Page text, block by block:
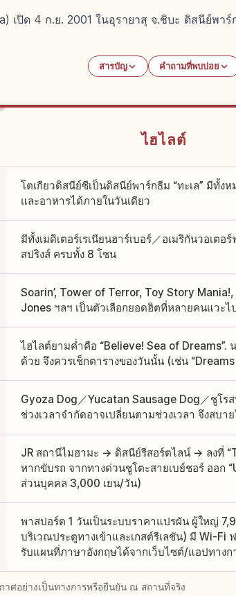
เปิด 4 ก.ย. 2001 ในอุรายาสุ จ.ชิบะ ดิสนีย์พ
สารบัญ คำถามที่พบบ่อย
ไฮไลต์
โตเกียวดิสนีย์ซีเป็นดิสนีย์พาร์กธีม “ทะเล” มีทั้ง
และอาหารได้ภายในวันเดียว
มีทั้งเมดิเตอร์เรเนียนฮาร์เบอร์／อเมริกันวอเต
สปริงส์ ครบทั้ง 8 โซน
Soarin’, Tower of Terror, Toy Story
Jones ฯลฯ เป็นตัวเลือกยอดฮิตที่หลายคนแวะไ
ไฮไลต์ยามค่ำคือ “Believe! Sea of
ด้วย จึงควรเช็กตารางของวันนั้น (เช่น
Gyoza Dog／Yucatan Sausage Dog／ชูโร
ช่วงเวลาจำกัดอาจเปลี่ยนตามช่วงเวลา จึงสบ
JR สถานีไมฮามะ → ดิสนีย์รีสอร์ตไลน์ → ลงที่
หากขับรถ จากทางด่วนชูโตะสายเบย์ชอร์ ออก
ส่วนบุคคล 3,000 เยน/วัน)
พาสปอร์ต 1 วันเป็นระบบราคาแปรผัน ผู้ใหญ่
บริเวณประตูทางเข้าและเกสต์รีเลชัน) มี Wi-
รับแผนที่ภาษาอังกฤษได้จากเว็บไซต์/แอปทางก
ศอย่างเป็นทางการหรือยืนยัน ณ สถานที่จริง